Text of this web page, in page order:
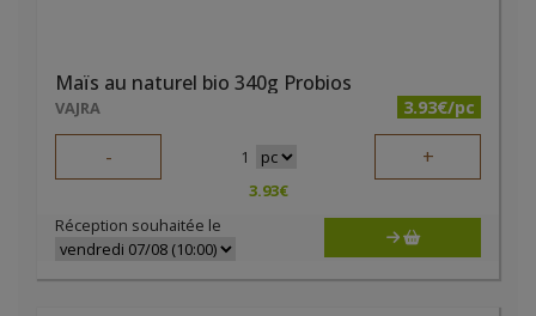
Maïs au naturel bio 340g Probios
VAJRA 3.93€/pc
- 1 +
3.93€
Réception souhaitée le